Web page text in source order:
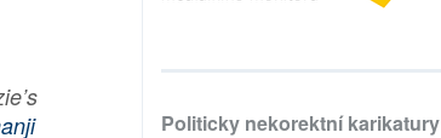
Politicky nekorektní karikatury